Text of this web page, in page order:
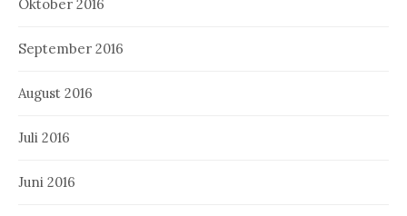
Oktober 2016
September 2016
August 2016
Juli 2016
Juni 2016